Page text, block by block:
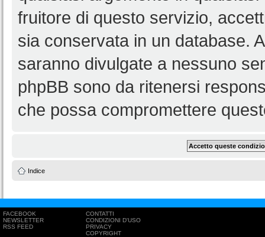
fruitore di questo servizio,
sia conservata in un database.
saranno divulgate a nessuno
phpBB sono da ritenersi
che possa compromettere
Indice
FACEBOOK
NEWSLETTER
RSS FEED
CONTATTI
CONDIZIONI D'USO
PRIVACY
COPYRIGHT